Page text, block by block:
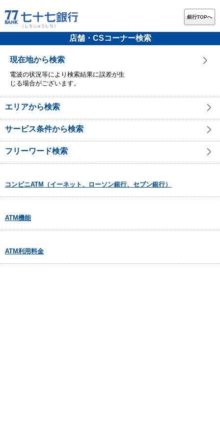
銀行TOPへ
店舗・CSコーナー検索
現在地から検索
電波の状況等により検索結果に誤差が生
じる場合がございます。
エリアから検索
サービス条件から検索
フリーワード検索
コンビニATM（イーネット、ローソン銀行、セブン銀行）
ATM機能
ATM利用料金